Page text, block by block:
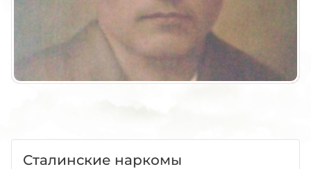
Сталинские наркомы